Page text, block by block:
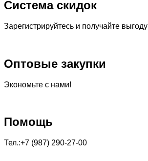
Система скидок
Зарегистрируйтесь и получайте выгоду
Оптовые закупки
Экономьте с нами!
Помощь
Тел.:+7 (987) 290-27-00